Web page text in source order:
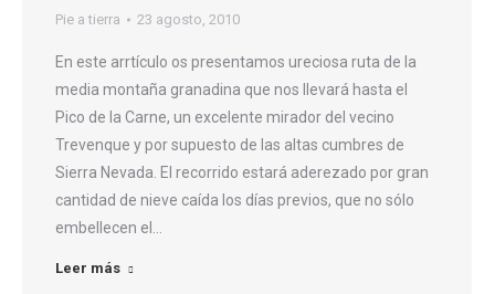
Pie a tierra 23 agosto, 2010
En este arrtículo os presentamos ureciosa ruta de la
media montaña granadina que nos llevará hasta el
Pico de la Carne, un excelente mirador del vecino
Trevenque y por supuesto de las altas cumbres de
Sierra Nevada. El recorrido estará aderezado por gran
cantidad de nieve caída los días previos, que no sólo
embellecen el…
Leer más